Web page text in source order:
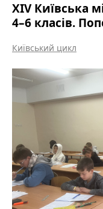
ХІV Київська
4–6 класів.
Київський цикл